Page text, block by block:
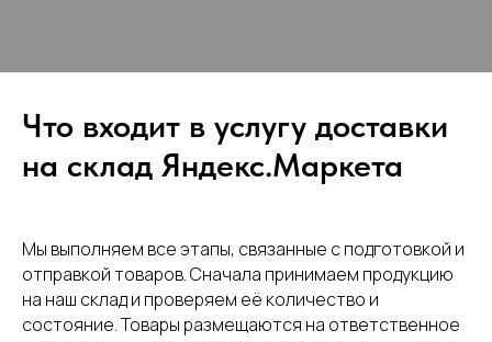
Что входит в услугу доставки
на склад Яндекс.Маркета
Мы выполняем все этапы, связанные с подготовкой и
отправкой товаров. Сначала принимаем продукцию
на наш склад и проверяем её количество и
состояние. Товары размещаются на ответственное